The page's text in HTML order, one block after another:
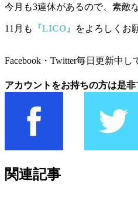
今月も3連休があるので、素敵
11月も 『LICO』 をよろしくお
Facebook・Twitter毎日更新中
アカウントをお持ちの方は是
関連記事